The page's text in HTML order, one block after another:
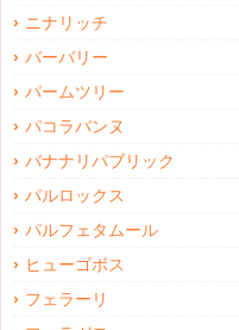
ニナリッチ
バーバリー
パームツリー
パコラバンヌ
バナナリパブリック
パルロックス
パルフェタムール
ヒューゴボス
フェラーリ